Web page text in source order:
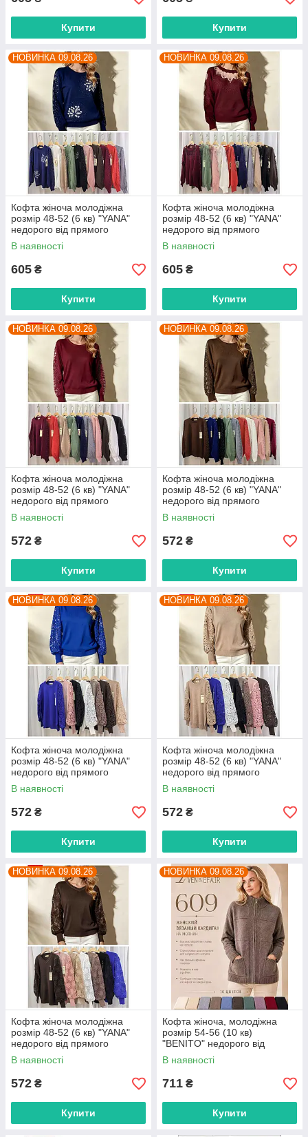
Купити Купити
НОВИНКА 09.08.26
Кофта жіноча молодіжна
розмір 48-52 (6 кв) "YANA"
недорого від прямого
постачальника
В наявності
605 ₴
Купити
НОВИНКА 09.08.26
Кофта жіноча молодіжна
розмір 48-52 (6 кв) "YANA"
недорого від прямого
постачальника
В наявності
605 ₴
Купити
НОВИНКА 09.08.26
Кофта жіноча молодіжна
розмір 48-52 (6 кв) "YANA"
недорого від прямого
постачальника
В наявності
572 ₴
Купити
НОВИНКА 09.08.26
Кофта жіноча молодіжна
розмір 48-52 (6 кв) "YANA"
недорого від прямого
постачальника
В наявності
572 ₴
Купити
НОВИНКА 09.08.26
Кофта жіноча молодіжна
розмір 48-52 (6 кв) "YANA"
недорого від прямого
постачальника
В наявності
572 ₴
Купити
НОВИНКА 09.08.26
Кофта жіноча молодіжна
розмір 48-52 (6 кв) "YANA"
недорого від прямого
постачальника
В наявності
572 ₴
Купити
НОВИНКА 09.08.26
Кофта жіноча молодіжна
розмір 48-52 (6 кв) "YANA"
недорого від прямого
постачальника
В наявності
572 ₴
Купити
НОВИНКА 09.08.26
Кофта жіноча, молодіжна
розмір 54-56 (10 кв)
"BENITO" недорого від
прямого постачальника
В наявності
711 ₴
Купити